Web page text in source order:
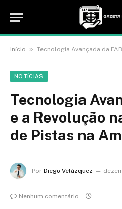
Início » Tecnologia Avançada da FAB e a
NOTÍCIAS
Tecnologia
e a Revolução
de Pistas na
Por Diego Velázquez
Nenhum comentário